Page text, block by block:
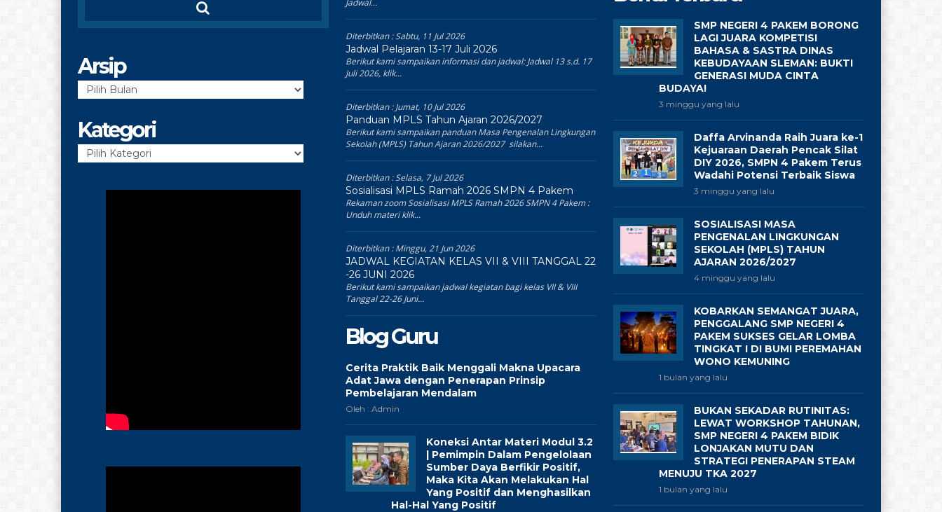
Arsip
Arsip
Kategori
Kategori
Jadwal...
Diterbitkan :Sabtu, 11 Jul 2026
Jadwal Pelajaran 13-17 Juli 2026
Berikut kami sampaikan informasi dan jadwal: Jadwal 13 s.d. 17
Juli 2026, klik...
Diterbitkan :Jumat, 10 Jul 2026
Panduan MPLS Tahun Ajaran 2026/2027
Berikut kami sampaikan panduan Masa Pengenalan Lingkungan
Sekolah (MPLS) Tahun Ajaran 2026/2027 silakan...
Diterbitkan :Selasa, 7 Jul 2026
Sosialisasi MPLS Ramah 2026 SMPN 4 Pakem
Rekaman zoom Sosialisasi MPLS Ramah 2026 SMPN 4 Pakem :
Unduh materi klik...
Diterbitkan :Minggu, 21 Jun 2026
JADWAL KEGIATAN KELAS VII & VIII TANGGAL 22
-26 JUNI 2026
Berikut kami sampaikan jadwal kegiatan bagi kelas VII & VIII
Tanggal 22-26 Juni...
Blog Guru
Cerita Praktik Baik Menggali Makna Upacara
Adat Jawa dengan Penerapan Prinsip
Pembelajaran Mendalam
Oleh : Admin
Koneksi Antar Materi Modul 3.2
| Pemimpin Dalam Pengelolaan
Sumber Daya Berfikir Positif,
Maka Kita Akan Melakukan Hal
Yang Positif dan Menghasilkan
Hal-Hal Yang Positif
SMP NEGERI 4 PAKEM BORONG
LAGI JUARA KOMPETISI
BAHASA & SASTRA DINAS
KEBUDAYAAN SLEMAN: BUKTI
GENERASI MUDA CINTA
BUDAYA!
3 minggu yang lalu
Daffa Arvinanda Raih Juara ke-1
Kejuaraan Daerah Pencak Silat
DIY 2026, SMPN 4 Pakem Terus
Wadahi Potensi Terbaik Siswa
3 minggu yang lalu
SOSIALISASI MASA
PENGENALAN LINGKUNGAN
SEKOLAH (MPLS) TAHUN
AJARAN 2026/2027
4 minggu yang lalu
KOBARKAN SEMANGAT JUARA,
PENGGALANG SMP NEGERI 4
PAKEM SUKSES GELAR LOMBA
TINGKAT I DI BUMI PEREMAHAN
WONO KEMUNING
1 bulan yang lalu
BUKAN SEKADAR RUTINITAS:
LEWAT WORKSHOP TAHUNAN,
SMP NEGERI 4 PAKEM BIDIK
LONJAKAN MUTU DAN
STRATEGI PENERAPAN STEAM
MENUJU TKA 2027
1 bulan yang lalu